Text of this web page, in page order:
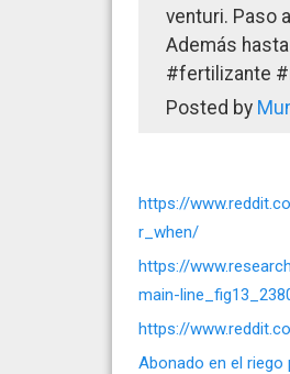
venturi. Paso
Además
#fertilizante
Posted by
https://
r_when/
https://
main-
https://
Abonado en el riego